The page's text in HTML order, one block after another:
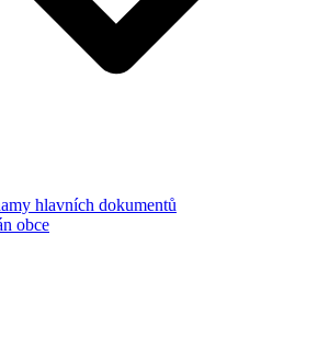
hlavních dokumentů
obce